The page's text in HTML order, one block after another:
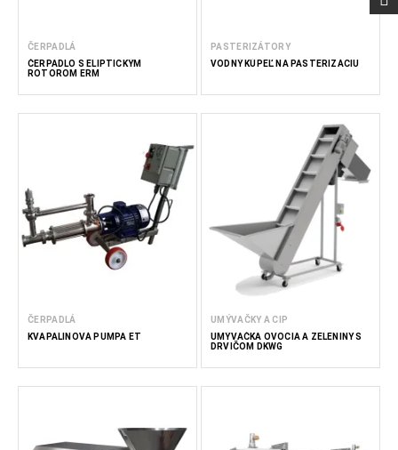
ČERPADLÁ
ČERPADLO S ELIPTICKÝM
ROTOROM ERM
PASTERIZÁTORY
VODNÝ KÚPEĽ NA PASTERIZÁCIU
ČERPADLÁ
KVAPALINOVÁ PUMPA ET
UMÝVAČKY A CIP
UMÝVAČKA OVOCIA A ZELENINY S
DRVIČOM DKWG